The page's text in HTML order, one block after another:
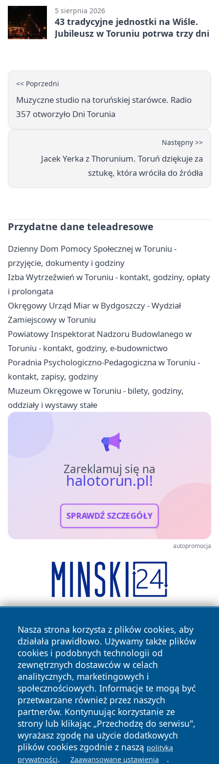
5 sierpnia 2026
43 tradycyjne jednostki na Wiśle.
Jubileusz w Toruniu potrwa trzy dni
<< Poprzedni
Muzyczne studio na toruńskiej starówce. Radio
357 otworzyło Dni Torunia
Następny >>
Jacek Yerka z Thorunium. Toruń dziękuje za
sztukę, która wróciła do źródła
Przydatne dane teleadresowe
Dzienny Dom Pomocy Społecznej w Toruniu -
przyjęcie, dokumenty i godziny
Izba Wytrzeźwień w Toruniu - kontakt, godziny, opłaty
i prolongata
Okręgowy Urząd Miar w Bydgoszczy - Wydział
Zamiejscowy w Toruniu
Powiatowy Inspektorat Nadzoru Budowlanego w
Toruniu - kontakt, godziny, e-budownictwo
Poradnia Psychologiczno-Pedagogiczna w Toruniu -
kontakt, zapisy, godziny
Muzeum Okręgowe w Toruniu - bilety, godziny,
oddziały i wystawy stałe
Zareklamuj się na
halotorun.pl!
SPRAWDŹ SZCZEGÓŁY
autopromocja
Nasza strona korzysta z plików cookies, aby
działała prawidłowo. Używamy także plików
cookies i podobnych technologii od
zewnętrznych dostawców w celach
analitycznych, marketingowych i
społecznościowych. Informacje te mogą być
przetwarzane również przez naszych
partnerów. Kontynuując korzystanie ze
strony lub klikając „Przechodzę do serwisu",
wyrażasz zgodę na użycie dodatkowych
plików cookies zgodnie z naszą polityką
prywatności. Zaawansowane ustawienia .
Copyright © 2026 halotorun.pl Wszystkie prawa zastrzeżone.
News Autorzy
Polityka
Prywatności
Polityka
Cookies